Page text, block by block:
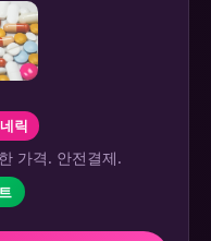
릭
가격. 안전결제.